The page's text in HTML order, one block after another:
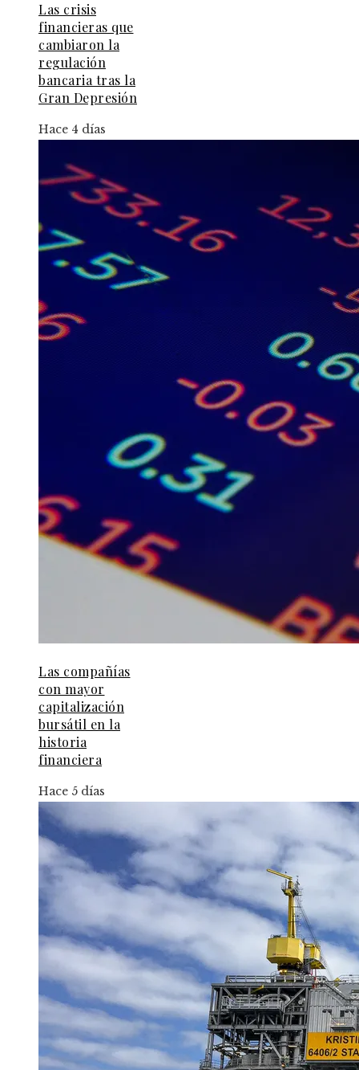
Las crisis
financieras que
cambiaron la
regulación
bancaria tras la
Gran Depresión
Hace 4 días
Las compañías
con mayor
capitalización
bursátil en la
historia
financiera
Hace 5 días